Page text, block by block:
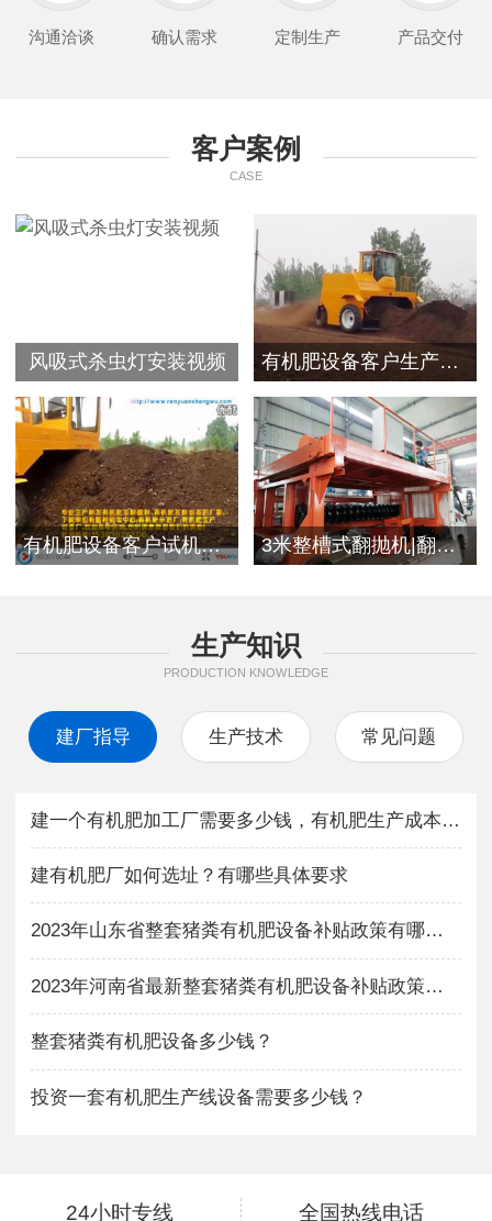
沟通洽谈 确认需求 定制生产 产品交付
客户案例
CASE
风吸式杀虫灯安装视频 有机肥设备客户生产视频
有机肥设备客户试机现场 3米整槽式翻抛机|翻堆机发往浙江客户
生产知识
PRODUCTION KNOWLEDGE
建厂指导 生产技术 常见问题
建一个有机肥加工厂需要多少钱，有机肥生产成本与利润如何？
建有机肥厂如何选址？有哪些具体要求
2023年山东省整套猪粪有机肥设备补贴政策有哪些？
2023年河南省最新整套猪粪有机肥设备补贴政策有哪些？
整套猪粪有机肥设备多少钱？
投资一套有机肥生产线设备需要多少钱？
24小时专线 全国热线电话